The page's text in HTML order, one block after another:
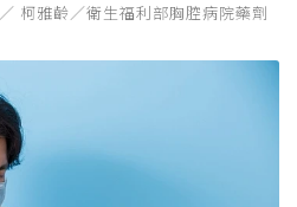
柯雅齡／衛生福利部胸腔病院藥劑